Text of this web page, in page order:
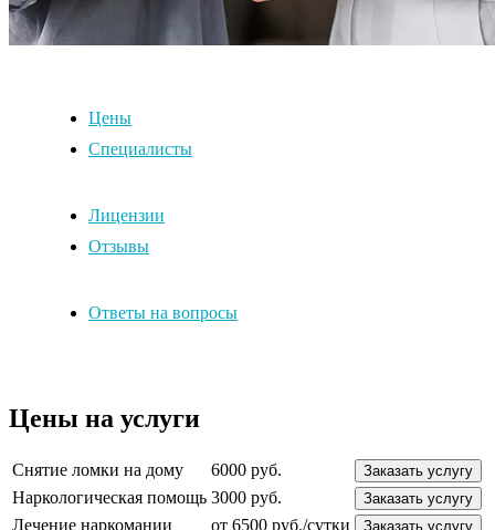
Цены
Специалисты
Лицензии
Отзывы
Ответы на вопросы
Цены на услуги
Снятие ломки на дому 6000 руб. Заказать услугу
Наркологическая помощь 3000 руб. Заказать услугу
Лечение наркомании от 6500 руб./сутки Заказать услугу